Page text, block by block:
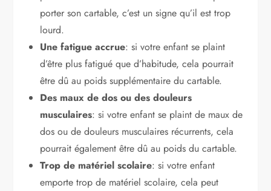
porter son cartable, c’est un signe qu’il est trop
lourd.
Une fatigue accrue: si votre enfant se plaint
d’être plus fatigué que d’habitude, cela pourrait
être dû au poids supplémentaire du cartable.
Des maux de dos ou des douleurs
musculaires: si votre enfant se plaint de maux de
dos ou de douleurs musculaires récurrents, cela
pourrait également être dû au poids du cartable.
Trop de matériel scolaire: si votre enfant
emporte trop de matériel scolaire, cela peut